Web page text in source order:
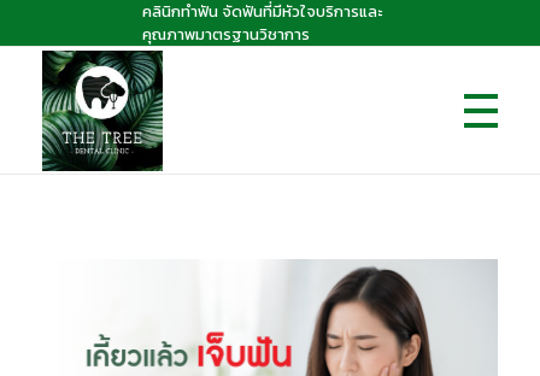
คลินิกทำฟัน จัดฟันที่มีหัวใจบริการและ
คุณภาพมาตรฐานวิชาการ